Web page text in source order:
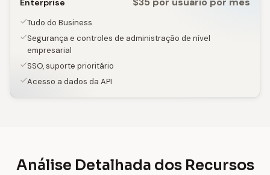
Enterprise
Tudo do Business
Segurança e controles de administração de nível
empresarial
SSO, suporte prioritário
Acesso a dados da API
Análise Detalhada dos Recursos